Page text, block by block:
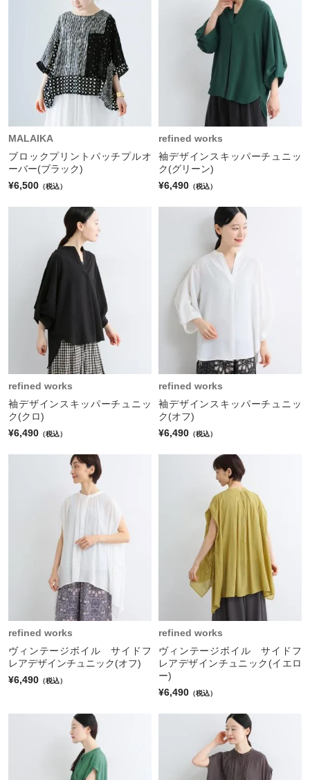
MALAIKA
ブロックプリントパッチプルオ
ーバー(ブラック)
¥6,500 （税込）
refined works
袖デザインスキッパーチュニッ
ク(グリーン)
¥6,490 （税込）
refined works
袖デザインスキッパーチュニッ
ク(クロ)
¥6,490 （税込）
refined works
袖デザインスキッパーチュニッ
ク(オフ)
¥6,490 （税込）
refined works
ヴィンテージボイル サイドフ
レアデザインチュニック(オフ)
¥6,490 （税込）
refined works
ヴィンテージボイル サイドフ
レアデザインチュニック(イエロ
ー)
¥6,490 （税込）